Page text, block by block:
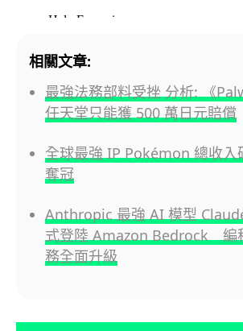
相關文章:
最強法務部料受挫 分析: 《
任天堂只能獲 500 萬日元賠償
全球最強 IP Pokémon 總收入
奪冠
Anthropic 最強 AI 模型
式登陸 Amazon Bedrock 編
務全面升級